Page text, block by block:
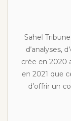
Sahel
d’analyses,
crée en 2020
en 2021 que
d’offrir un